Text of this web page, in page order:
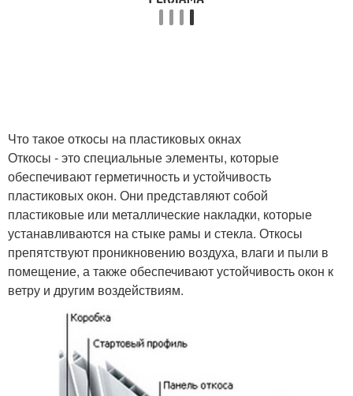
Что такое откосы на пластиковых окнах
Откосы - это специальные элементы, которые
обеспечивают герметичность и устойчивость
пластиковых окон. Они представляют собой
пластиковые или металлические накладки, которые
устанавливаются на стыке рамы и стекла. Откосы
препятствуют проникновению воздуха, влаги и пыли в
помещение, а также обеспечивают устойчивость окон к
ветру и другим воздействиям.